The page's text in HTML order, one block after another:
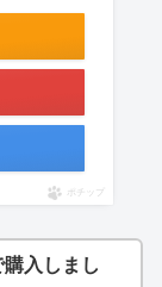
ポチップ
入しまし